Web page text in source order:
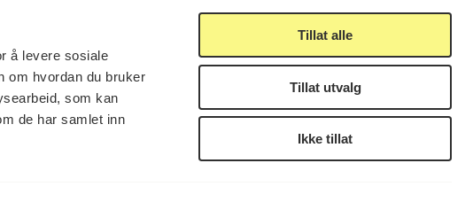
å levere sosiale
om hvordan du bruker
som kan
de har samlet inn
Tillat alle
Tillat utvalg
Ikke tillat
og fakturering
Nyhetsbrev
Offentlig postjournal
Oppdragsportalen
Tilgjengelighetserklæring